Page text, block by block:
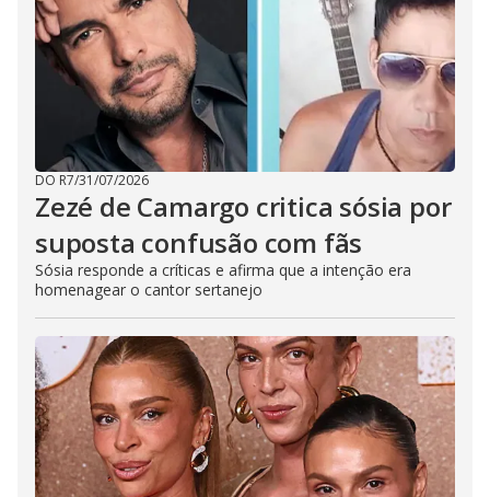
DO R7/31/07/2026
Zezé de Camargo critica sósia por
suposta confusão com fãs
Sósia responde a críticas e afirma que a intenção era
homenagear o cantor sertanejo